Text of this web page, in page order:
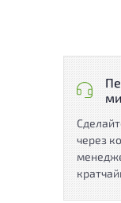
через